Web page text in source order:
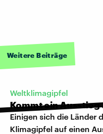
Weitere Beiträge
Weltklimagipfel
Kommt ein Ausstieg
Einigen sich die Länder
Klimagipfel auf einen